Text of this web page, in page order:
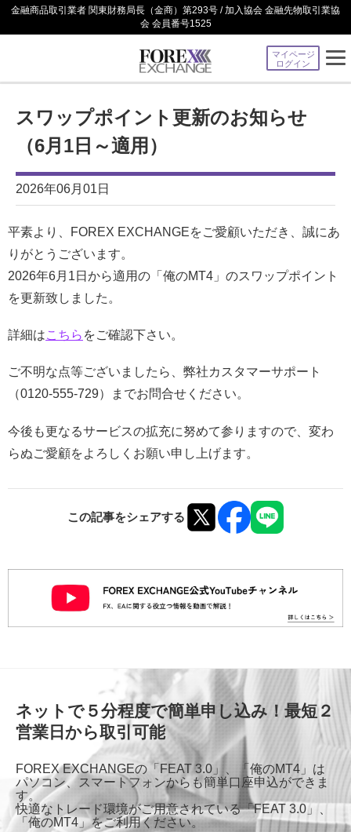
金融商品取引業者 関東財務局長（金商）第293号 / 加入協会 金融先物取引業協
会 会員番号1525
マイページ
ログイン
スワップポイント更新のお知らせ
（6月1日～適用）
2026年06月01日
平素より、FOREX EXCHANGEをご愛顧いただき、誠にあ
りがとうございます。
2026年6月1日から適用の「俺のMT4」のスワップポイント
を更新致しました。
詳細はこちら をご確認下さい。
ご不明な点等ございましたら、弊社カスタマーサポート
（0120-555-729）までお問合せください。
今後も更なるサービスの拡充に努めて参りますので、変わ
らぬご愛顧をよろしくお願い申し上げます。
この記事をシェアする
ネットで５分程度で簡単申し込み！最短２
営業日から取引可能
FOREX EXCHANGEの「FEAT 3.0」、「俺のMT4」は
パソコン、スマートフォンからも簡単口座申込ができま
す。
快適なトレード環境がご用意されている「FEAT 3.0」、
「俺のMT4」をご利用ください。